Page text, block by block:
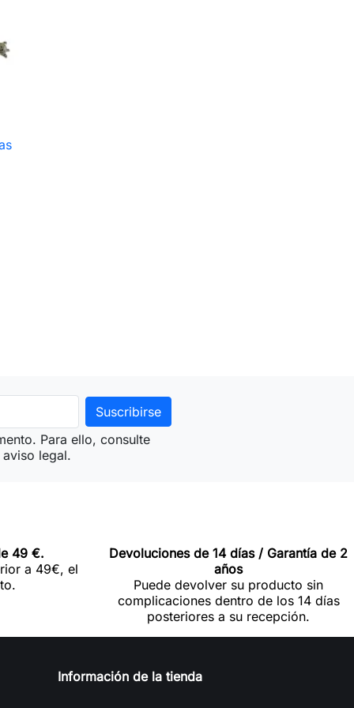
al carrito
Para ello, consulte
legal.
49 €.
a 49€, el
Devoluciones de 14 días / Garantía de 2
años
Puede devolver su producto sin
complicaciones dentro de los 14 días
posteriores a su recepción.
Información de la tienda